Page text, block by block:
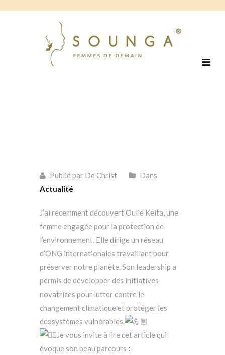
Publié par De Christ
Dans
Actualité
J’ai récemment découvert Oulie Keita, une
femme engagée pour la protection de
l’environnement. Elle dirige un réseau
d’ONG internationales travaillant pour
préserver notre planète. Son leadership a
permis de développer des initiatives
novatrices pour lutter contre le
changement climatique et protéger les
écosystèmes vulnérables.
Je vous invite à lire cet article qui
évoque son beau parcours :